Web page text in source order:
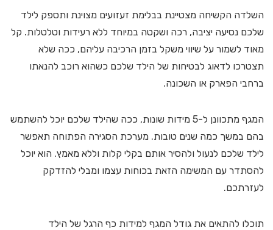
השלדה הקשיחה מצטיינת בבלימת זעזועים מצוינת ותספק לילד
שלכם נסיעה יציבה, רכה ושקטה במיוחד ללא רעידות וטלטלות. קל
מאוד לשמור על שיווי משקל בזמן הרכיבה עליהם, ככה שלא
תצטרכו לדאוג לבטיחות של הילד שלכם כשהוא רוכב להנאתו
ברחבי הפארק או השכונה.
המגף מתכוונן ל-5 מידות שונות, ככה שהילד שלכם יוכל להשתמש
בהם במשך כמה שנים טובות. מערכת הסגירה הפתוחה תאפשר
לילד שלכם לנעול ולהסיר אותם בקלי קלות וללא מאמץ. הוא יוכל
להסתדר עם המשימה הזאת בכוחות עצמו ומבלי להזדקק
לעזרתכם.
תוכלו להתאים את גודל המגף למידות כף הרגל של הילד